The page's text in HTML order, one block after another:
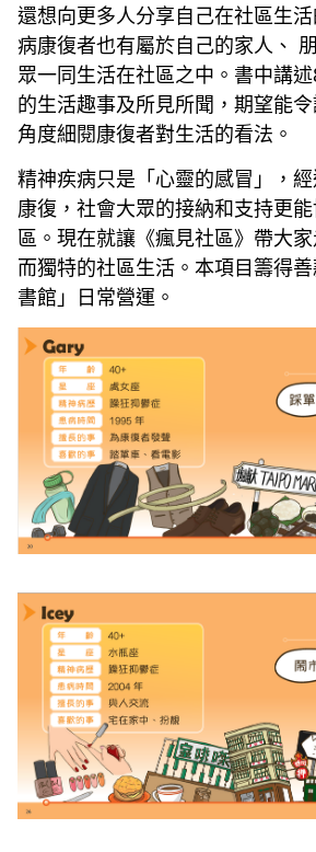
還想向更多人分享自己在社區生
病康復者也有屬於自己的家人、
眾一同生活在社區之中。書中講
的生活趣事及所見所聞，期望能
角度細閱康復者對生活的看法。
精神疾病只是「心靈的感冒」，
康復，社會大眾的接納和支持更
區。現在就讓《瘋見社區》帶大
而獨特的社區生活。本項目籌得
書館」日常營運。